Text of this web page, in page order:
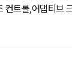
컨트롤,어댑티브